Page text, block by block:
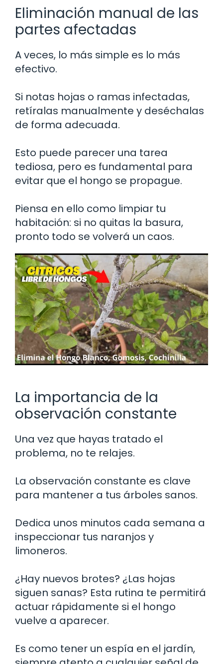
Eliminación manual de las
partes afectadas
A veces, lo más simple es lo más
efectivo.
Si notas hojas o ramas infectadas,
retíralas manualmente y deséchalas
de forma adecuada.
Esto puede parecer una tarea
tediosa, pero es fundamental para
evitar que el hongo se propague.
Piensa en ello como limpiar tu
habitación: si no quitas la basura,
pronto todo se volverá un caos.
La importancia de la
observación constante
Una vez que hayas tratado el
problema, no te relajes.
La observación constante es clave
para mantener a tus árboles sanos.
Dedica unos minutos cada semana a
inspeccionar tus naranjos y
limoneros.
¿Hay nuevos brotes? ¿Las hojas
siguen sanas? Esta rutina te permitirá
actuar rápidamente si el hongo
vuelve a aparecer.
Es como tener un espía en el jardín,